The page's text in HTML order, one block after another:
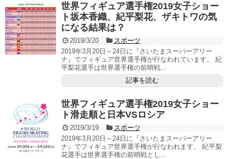
世界フィギュア選手権2019女子ショー
ト坂本香織、紀平梨花、ザキトワの気
になる結果は？
2019/3/20
スポーツ
2019年3月20日～24日に『さいたまスーパーアリー
ナ』でフィギュア世界選手権が行なわれています。 紀
平梨花選手は世界選手権の前哨戦...
記事を読む
世界フィギュア選手権2019女子ショー
ト滑走順と日本VSロシア
2019/3/19
スポーツ
2019年3月20日～24日に『さいたまスーパーアリー
ナ』でフィギュア世界選手権が行なわれます。 紀平梨
花選手は世界選手権の前哨戦とし...